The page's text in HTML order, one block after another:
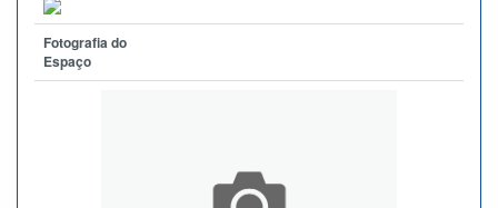
Fotografia do
Espaço